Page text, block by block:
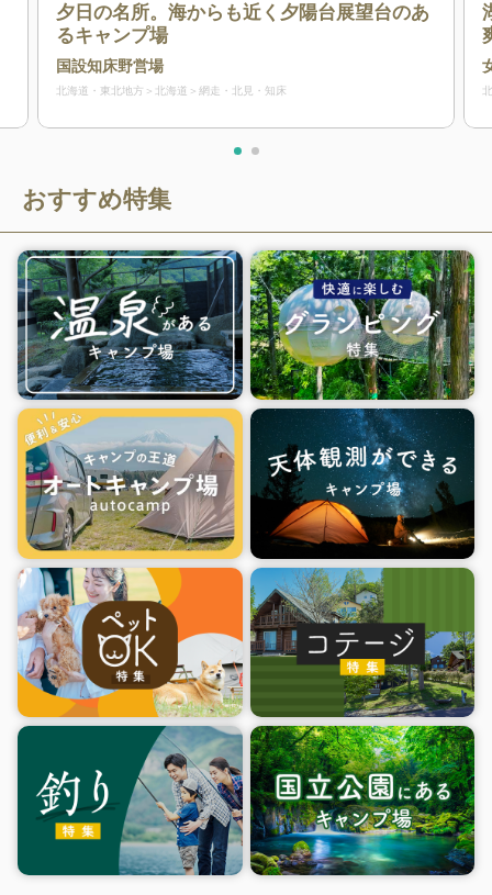
夕日の名所。海からも近く夕陽台展望台のあ
るキャンプ場
国設知床野営場
北海道・東北地方 北海道 網走・北見・知床
おすすめ特集